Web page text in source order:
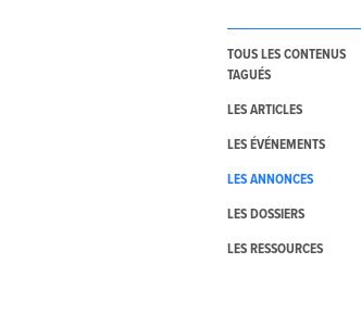
TOUS LES CONTENUS
TAGUÉS
LES ARTICLES
LES ÉVÉNEMENTS
LES ANNONCES
LES DOSSIERS
LES RESSOURCES